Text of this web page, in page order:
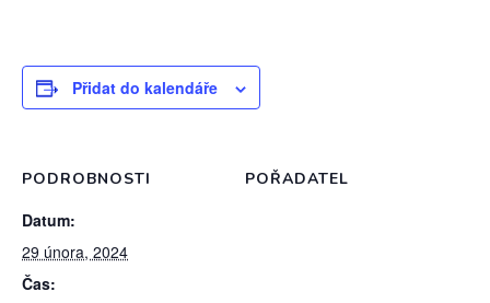
Přidat do kalendáře
PODROBNOSTI
Datum:
29 února, 2024
Čas:
POŘADATEL